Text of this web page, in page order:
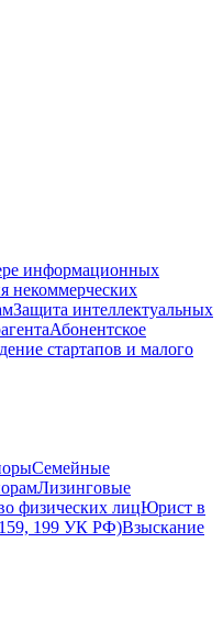
информационных
некоммерческих
Защита интеллектуальных
Абонентское
стартапов и малого
Семейные
Лизинговые
физических лицЮрист в
159, 199 УК РФ)Взыскание